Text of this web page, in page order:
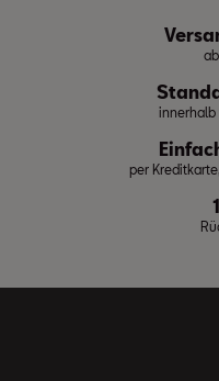
innerhalb
per